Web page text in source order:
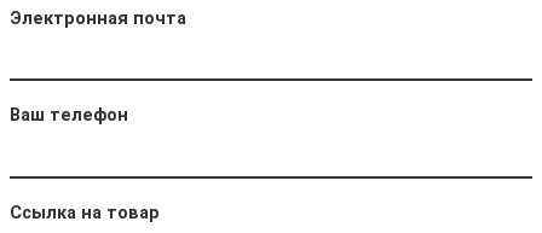
Электронная почта
Ваш телефон
Ссылка на товар